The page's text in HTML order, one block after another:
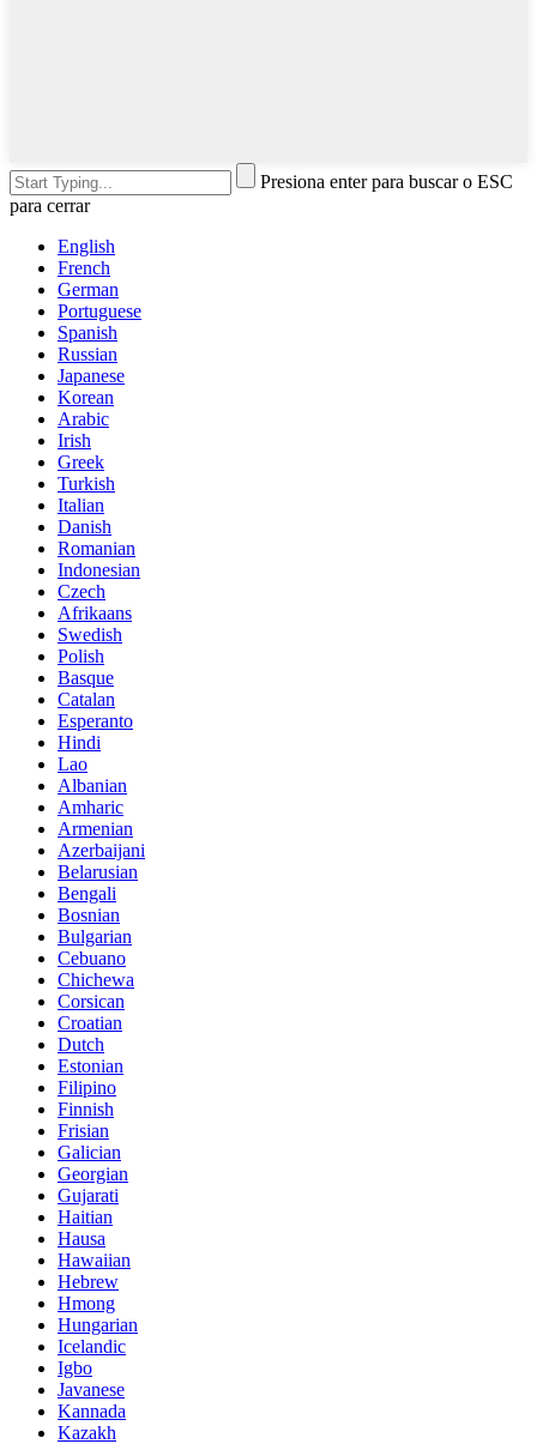
Presiona enter para buscar o ESC
para cerrar
English
French
German
Portuguese
Spanish
Russian
Japanese
Korean
Arabic
Irish
Greek
Turkish
Italian
Danish
Romanian
Indonesian
Czech
Afrikaans
Swedish
Polish
Basque
Catalan
Esperanto
Hindi
Lao
Albanian
Amharic
Armenian
Azerbaijani
Belarusian
Bengali
Bosnian
Bulgarian
Cebuano
Chichewa
Corsican
Croatian
Dutch
Estonian
Filipino
Finnish
Frisian
Galician
Georgian
Gujarati
Haitian
Hausa
Hawaiian
Hebrew
Hmong
Hungarian
Icelandic
Igbo
Javanese
Kannada
Kazakh